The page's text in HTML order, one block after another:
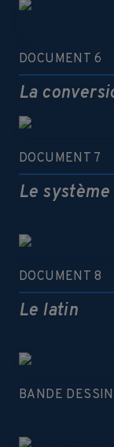
DOCUMENT 6
La
DOCUMENT 7
Le
DOCUMENT 8
Le latin
BANDE